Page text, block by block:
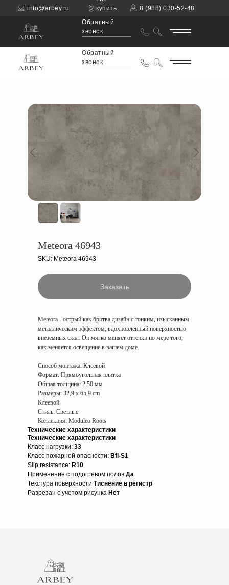
купить
8 (988) 030-52-48
info@arbey.ru
Обратный
звонок
Обратный
звонок
Meteora 46943
SKU: Meteora 46943
Заказать
Meteora - острый как бритва дизайн с тонким, изысканным
металлическим эффектом, вдохновленный поверхностью
внеземных скал. Он мягко меняет оттенки по мере того,
как меняется освещение в вашем доме.
Способ монтажа: Клеевой
Формат: Прямоугольная плитка
Общая толщина: 2,50 мм
Размеры: 32,9 x 65,9 cm
Клеевой
Стиль: Светлые
Коллекция: Moduleo Roots
Технические характеристики
Технические характеристики
Класс нагрузки: 33
Класс пожарной опасности: Bfl-S1
Slip resistance: R10
Применение с подогревом полов Да
Текстура поверхности Тиснение в регистр
Разрезан с учетом рисунка Нет